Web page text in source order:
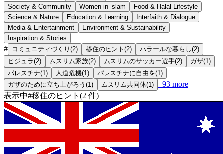
Society & Community
Women in Islam
Food & Halal Lifestyle
Science & Nature
Education & Learning
Interfaith & Dialogue
Media & Entertainment
Environment & Sustainability
Inspiration & Stories
# コミュニティづくり (2) 移住のヒント (2) ハラールな暮らし(2)
ヒジュラ(2) ムスリム家族(2) ムスリムのサッカー選手(2) ガザ(1 )
パレスチナ(1 ) 人道危機(1 ) パレスチナに自由を(1 )
ガザのために立ち上がろう (1 ) ムスリム共同体(1 ) +93 more
表示中#移住のヒント (2 件)